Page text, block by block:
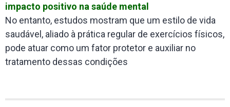
impacto positivo na saúde mental
No entanto, estudos mostram que um estilo de vida
saudável, aliado à prática regular de exercícios físicos,
pode atuar como um fator protetor e auxiliar no
tratamento dessas condições